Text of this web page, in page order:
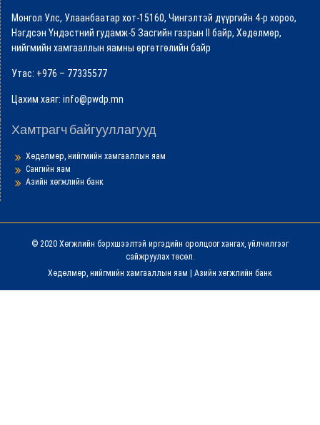
Монгол Улс, Улаанбаатар хот-15160, Чингэлтэй дүүргийн 4-р хороо,
Нэгдсэн Үндэстний гудамж-5 Засгийн газрын II байр, Хөдөлмөр,
нийгмийн хамгааллын яамны өргөтгөлийн байр
Утас: +976 – 77335577
Цахим хаяг: info@pwdp.mn
Хамтрагч байгууллагууд
Хөдөлмөр, нийгмийн хамгааллын яам
Сангийн яам
Азийн хөгжлийн банк
© 2020 Хөгжлийн бэрхшээлтэй иргэдийн оролцоог хангах, үйлчилгээг
сайжруулах төсөл.
Хөдөлмөр, нийгмийн хамгааллын яам
Азийн хөгжлийн банк